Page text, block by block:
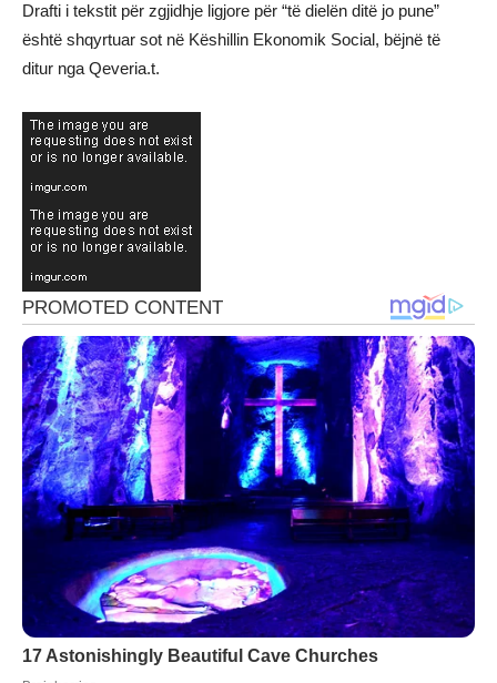
Drafti i tekstit për zgjidhje ligjore për “të dielën ditë jo pune”
është shqyrtuar sot në Këshillin Ekonomik Social, bëjnë të
ditur nga Qeveria.t.